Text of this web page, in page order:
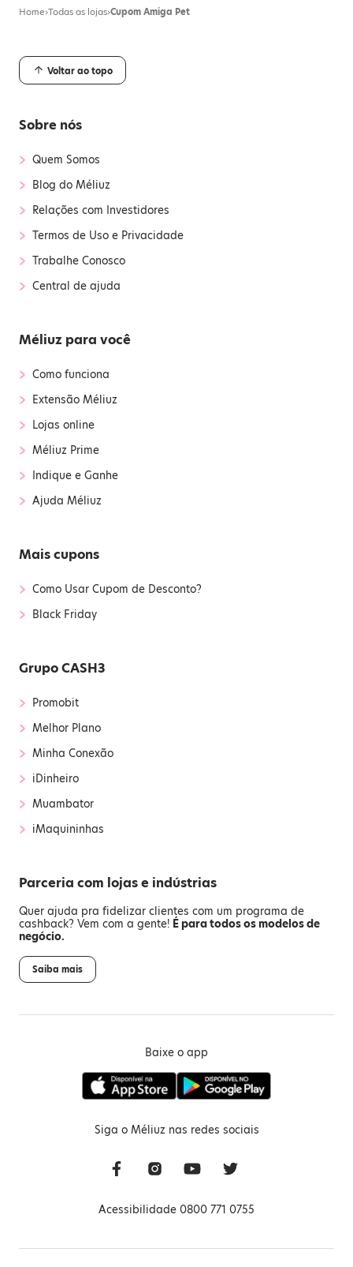
Home›Todas as lojas›Cupom Amiga Pet
Voltar ao topo
Sobre nós
› Quem Somos
› Blog do Méliuz
› Relações com Investidores
› Termos de Uso e Privacidade
› Trabalhe Conosco
› Central de ajuda
Méliuz para você
› Como funciona
› Extensão Méliuz
› Lojas online
› Méliuz Prime
› Indique e Ganhe
› Ajuda Méliuz
Mais cupons
› Como Usar Cupom de Desconto?
› Black Friday
Grupo CASH3
› Promobit
› Melhor Plano
› Minha Conexão
› iDinheiro
› Muambator
› iMaquininhas
Parceria com lojas e indústrias
Quer ajuda pra fidelizar clientes com um programa de
cashback? Vem com a gente! É para todos os modelos de
negócio.
Saiba mais
Baixe o app
Siga o Méliuz nas redes sociais
Acessibilidade 0800 771 0755